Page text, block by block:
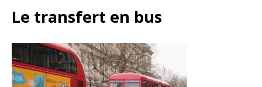
Le transfert en bus